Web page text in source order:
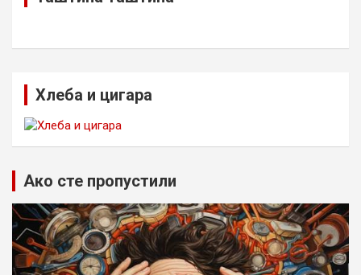
Хлеба и цигара
Ако сте пропустили